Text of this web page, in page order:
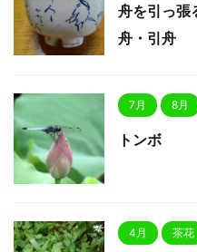
舟を引っ張
舟・引舟
7月 8月
トンボ
4月 茶花